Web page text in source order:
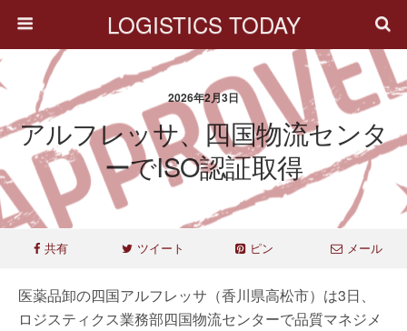
LOGISTICS TODAY
2026年2月3日
アルフレッサ、四国物流センタ
ーでISO認証取得
共有 ツイート ピン メール
医薬品卸の四国アルフレッサ（香川県高松市）は3日、
ロジスティクス業務部四国物流センターで品質マネジメ